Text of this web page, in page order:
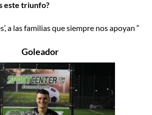
este triunfo?
a las familias que siempre nos apoyan “
Goleador